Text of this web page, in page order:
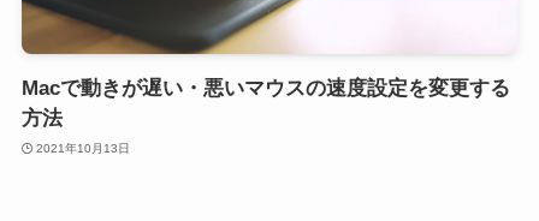
Macで動きが遅い・悪いマウスの速度設定を変更する
方法
2021年10月13日